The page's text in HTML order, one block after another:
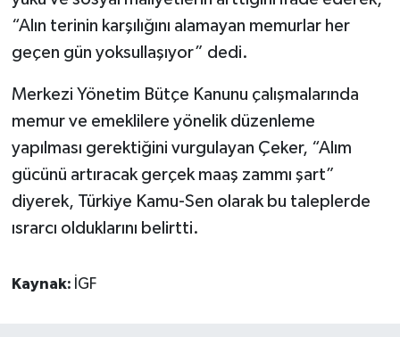
“Alın terinin karşılığını alamayan memurlar her
geçen gün yoksullaşıyor” dedi.
Merkezi Yönetim Bütçe Kanunu çalışmalarında
memur ve emeklilere yönelik düzenleme
yapılması gerektiğini vurgulayan Çeker, “Alım
gücünü artıracak gerçek maaş zammı şart”
diyerek, Türkiye Kamu-Sen olarak bu taleplerde
ısrarcı olduklarını belirtti.
Kaynak: İGF